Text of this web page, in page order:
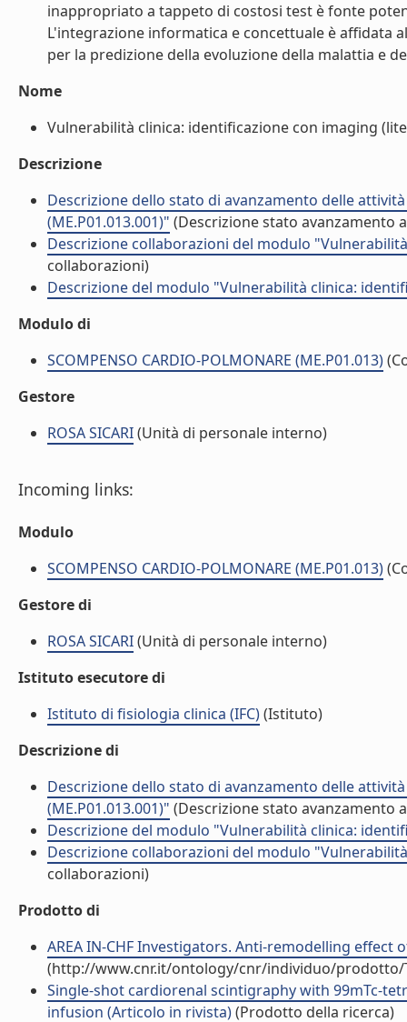
inappropriato a tappeto di costosi test è fonte
L'integrazione informatica e concettuale è affidata
per la predizione della evoluzione della malattia e
Nome
Vulnerabilità clinica: identificazione con imaging
Descrizione
Descrizione dello stato di avanzamento delle
(ME.P01.013.001)" (Descrizione stato avanzamento
Descrizione collaborazioni del modulo
collaborazioni)
Descrizione del modulo "Vulnerabilità clinica:
Modulo di
SCOMPENSO CARDIO-POLMONARE (ME.P01.013)
Gestore
ROSA SICARI(Unità di personale interno)
Incoming links:
Modulo
SCOMPENSO CARDIO-POLMONARE (ME.P01.013)
Gestore di
ROSA SICARI(Unità di personale interno)
Istituto esecutore di
Istituto di fisiologia clinica (IFC)(Istituto)
Descrizione di
Descrizione dello stato di avanzamento delle
(ME.P01.013.001)" (Descrizione stato avanzamento
Descrizione del modulo "Vulnerabilità clinica:
Descrizione collaborazioni del modulo
collaborazioni)
Prodotto di
AREA IN-CHF Investigators. Anti-remodelling
(http://www.cnr.it/ontology/cnr/individuo/prodotto/
Single-shot cardiorenal scintigraphy with 99mTc-
infusion (Articolo in rivista)(Prodotto della ricerca)